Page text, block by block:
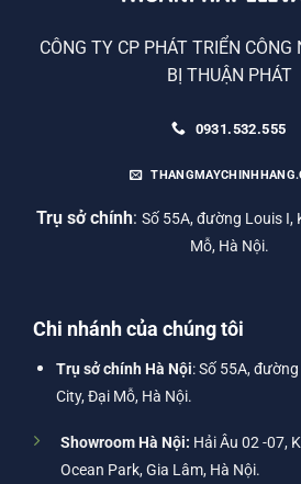
CÔNG TY CP PHÁT TRIỂN CÔNG
BỊ THUẬN PHÁT
0931.532.555
Trụ sở chính: Số 55A, đường Louis I,
Mỗ, Hà Nội.
Chi nhánh của chúng tôi
Trụ sở chính Hà Nội: Số 55A,
City, Đại Mỗ, Hà Nội.
Showroom Hà Nội: Hải Âu 02 -07,
Ocean Park, Gia Lâm, Hà Nội.